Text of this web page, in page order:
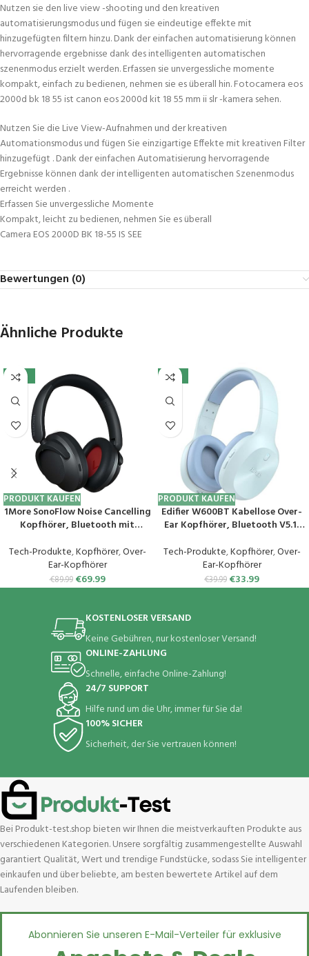
Nutzen sie den live view -shooting und den kreativen
automatisierungsmodus und fügen sie eindeutige effekte mit
hinzugefügten filtern hinzu. Dank der einfachen automatisierung können
hervorragende ergebnisse dank des intelligenten automatischen
szenenmodus erzielt werden. Erfassen sie unvergessliche momente
kompakt, einfach zu bedienen, nehmen sie es überall hin. Fotocamera eos
2000d bk 18 55 ist canon eos 2000d kit 18 55 mm ii slr -kamera sehen.
Nutzen Sie die Live View-Aufnahmen und der kreativen
Automationsmodus und fügen Sie einzigartige Effekte mit kreativen Filter
hinzugefügt . Dank der einfachen Automatisierung hervorragende
Ergebnisse können dank der intelligenten automatischen Szenenmodus
erreicht werden .
Erfassen Sie unvergessliche Momente
Kompakt, leicht zu bedienen, nehmen Sie es überall
Camera EOS 2000D BK 18-55 IS SEE
Bewertungen (0)
Ähnliche Produkte
-22%
PRODUKT KAUFEN
1More SonoFlow Noise Cancelling
Kopfhörer, Bluetooth mit
70 Stunden Wiedergabe, LDAC
Hi-Res Wireless Audio, Over Ear
Headset, Klare Anrufe, EQ-
Voreinstellung.
Tech-Produkte,Kopfhörer,Over-
Ear-Kopfhörer
€89.99 €69.99
-15%
PRODUKT KAUFEN
Edifier W600BT Kabellose Over-
Ear Kopfhörer, Bluetooth V5.1,
Treiber, 30 Stunden
Wiedergabezeit, Verbindung mit
2 Geräten, Integriertes
Mikrofon, Leicht – Blau
Tech-Produkte,Kopfhörer,Over-
Ear-Kopfhörer
€39.99 €33.99
KOSTENLOSER VERSAND
Keine Gebühren, nur kostenloser Versand!
ONLINE-ZAHLUNG
Schnelle, einfache Online-Zahlung!
24/7 SUPPORT
Hilfe rund um die Uhr, immer für Sie da!
100% SICHER
Sicherheit, der Sie vertrauen können!
Bei Produkt-test.shop bieten wir Ihnen die meistverkauften Produkte aus
verschiedenen Kategorien. Unsere sorgfältig zusammengestellte Auswahl
garantiert Qualität, Wert und trendige Fundstücke, sodass Sie intelligenter
einkaufen und über beliebte, am besten bewertete Artikel auf dem
Laufenden bleiben.
Abonnieren Sie unseren E-Mail-Verteiler für exklusive